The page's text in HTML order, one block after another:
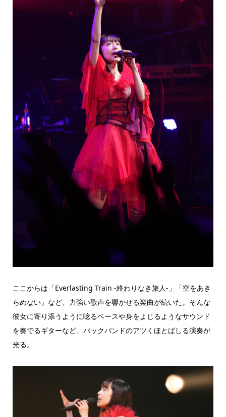
ここからは「Everlasting Train -終わりなき旅人-」「空をあき
らめない」など、力強い歌声を響かせる楽曲が続いた。そんな
彼女に寄り添うように唸るベースや身をよじるようなサウンド
を奏でるギターなど、バックバンドのアツくほとばしる演奏が
光る。